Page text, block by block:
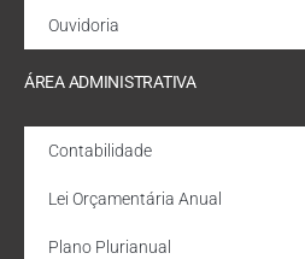
Ouvidoria
ÁREA ADMINISTRATIVA
Contabilidade
Lei Orçamentária Anual
Plano Plurianual